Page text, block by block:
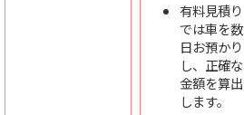
有料見積り
では車を数
日お預かり
し、正確な
金額を算出
します。